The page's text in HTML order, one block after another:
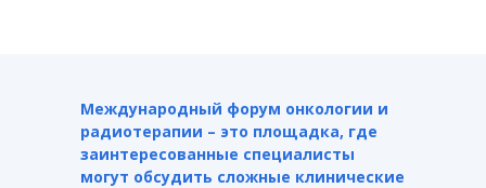
Международный форум онкологии и
радиотерапии – это площадка, где
заинтересованные специалисты
могут обсудить сложные клинические